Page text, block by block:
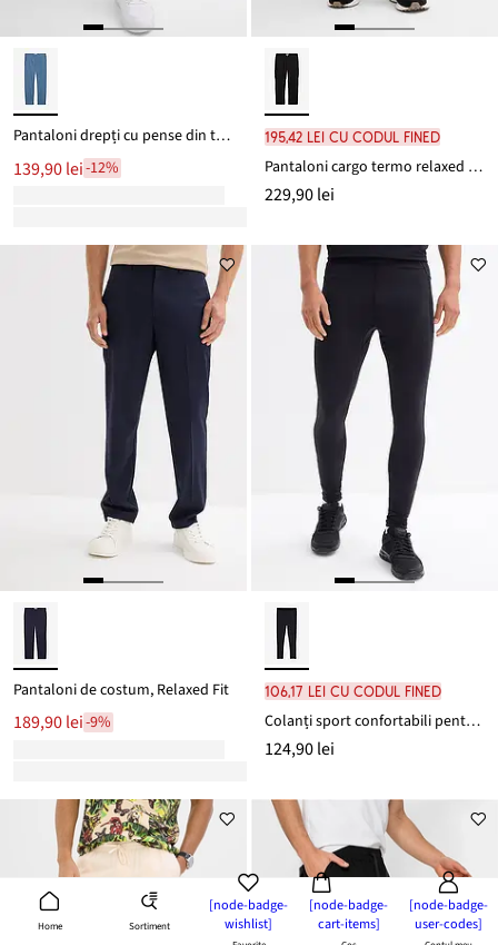
Home Sortiment
[node-badge-
wishlist]
[node-badge-
cart-items]
[node-badge-
user-codes]
Pantaloni drepți cu pense din twill de bumbac, Regular Fit
139,90 lei-12%
195,42 lei cu codul FINED
Pantaloni cargo termo relaxed fit, cu căptușeală din flanel și talie elastică, straight
229,90 lei
Pantaloni de costum, Relaxed Fit
189,90 lei-9%
106,17 lei cu codul FINED
Colanți sport confortabili pentru bărbați, cu buzunar pentru mobil
124,90 lei